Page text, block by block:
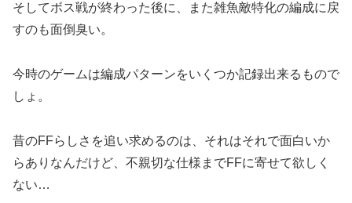
そしてボス戦が終わった後に、また雑魚敵特化の編成に戻
すのも面倒臭い。
今時のゲームは編成パターンをいくつか記録出来るもので
しょ。
昔のFFらしさを追い求めるのは、それはそれで面白いか
らありなんだけど、不親切な仕様までFFに寄せて欲しく
ない…